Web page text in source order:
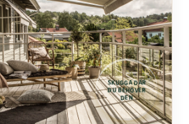
SKUGGA DÄR
DU BEHÖVER
DEN